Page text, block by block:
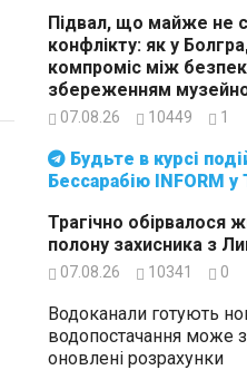
Бессарабію INFORM
Підвал, що майже не
конфлікту: як у
компроміс між
збереженням
07.08.26 10449 1
Трагічно обірвалося
полону захисника з
07.08.26 10341 0
Водоканали готують
водопостачання може
оновлені розрахунки